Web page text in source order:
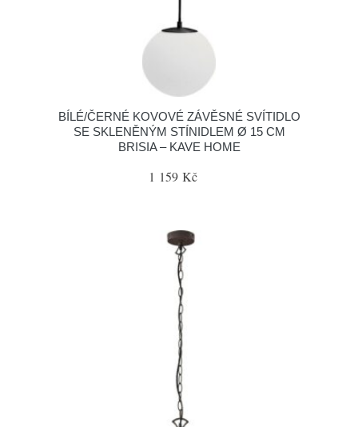
BÍLÉ/ČERNÉ KOVOVÉ ZÁVĚSNÉ SVÍTIDLO
SE SKLENĚNÝM STÍNIDLEM Ø 15 CM
BRISIA – KAVE HOME
1 159 Kč